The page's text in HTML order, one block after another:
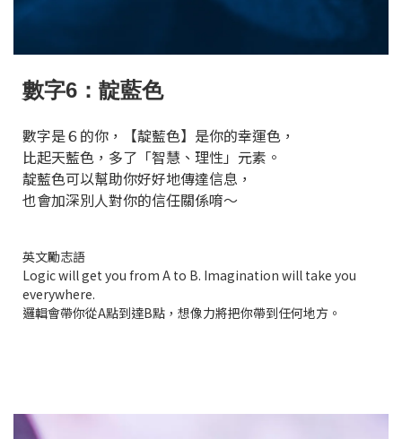
數字6：靛藍色
數字是６的你，【靛藍色】是你的幸運色，
比起天藍色，多了「智慧、理性」元素。
靛藍色可以幫助你好好地傳達信息，
也會加深別人對你的信任關係唷～
英文勵志語
Logic will get you from A to B. Imagination will take you
everywhere.
邏輯會帶你從A點到達B點，想像力將把你帶到任何地方。